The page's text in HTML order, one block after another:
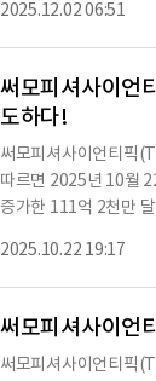
2025년 12월 1일에
035년 12월 1일에 만
는 매년 12월 1일에
상환 가격은 고정금
할 경우, 투자 등급 이
무로, 기존 및 미래의
지위를 가진다.이 계
은 2,100억 유로에 달
츠 원문을 필히 필독하
2025.12.02 06:51
써모피셔사이언
도하다!
써모피셔사이언티픽
따르면 2025년 10월
증가한 111억 2천만
운영 성과를 달성했
M Genexus Dx 통합
이 더 빠른 치료 결정
머 및 파킨슨병과 같
는 Thermo
2025.10.22 19:17
써모피셔사이언
써모피셔사이언티픽